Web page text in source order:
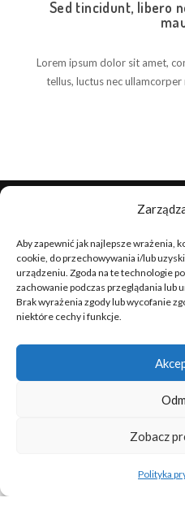
Aby zapewnić jak najlepsze wrażenia,
cookie, do przechowywania i/lub
urządzeniu. Zgoda na te technologie
zachowanie podczas przeglądania
Brak wyrażenia zgody lub wycofanie
niektóre cechy i funkcje.
Zobacz
Polityka
Sed tincidunt, libero
Lorem ipsum dolor sit amet,
tellus, luctus nec
Skorzystanie z naszych
obsługi oraz